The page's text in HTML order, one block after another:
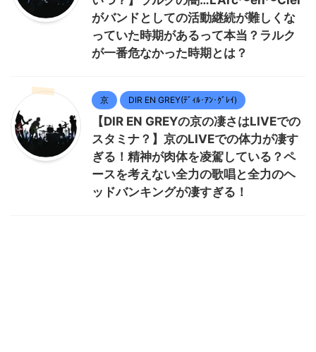
がバンドとしての活動継続が難しくな
っていた時期があるって本当？ラルク
が一番危なかった時期とは？
京 DIR EN GREY(ﾃﾞｨﾙ･ｱﾝ･ｸﾞﾚｲ)
【DIR EN GREYの京の凄さはLIVEでの
スタミナ？】京のLIVEでの体力が凄す
ぎる！精神が肉体を凌駕している？ペ
ースを考えない全力の歌唱と全力のヘ
ッドバンキングが凄すぎる！